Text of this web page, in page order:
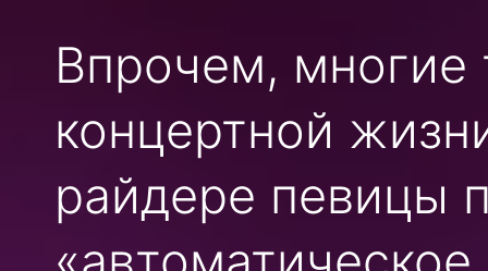
Впрочем, многие
концертной
райдере певицы